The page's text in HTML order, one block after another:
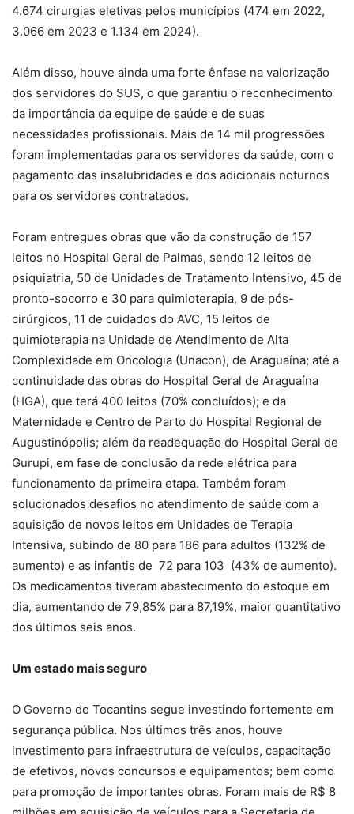
4.674 cirurgias eletivas pelos municípios (474 em 2022,
3.066 em 2023 e 1.134 em 2024).
Além disso, houve ainda uma forte ênfase na valorização
dos servidores do SUS, o que garantiu o reconhecimento
da importância da equipe de saúde e de suas
necessidades profissionais. Mais de 14 mil progressões
foram implementadas para os servidores da saúde, com o
pagamento das insalubridades e dos adicionais noturnos
para os servidores contratados.
Foram entregues obras que vão da construção de 157
leitos no Hospital Geral de Palmas, sendo 12 leitos de
psiquiatria, 50 de Unidades de Tratamento Intensivo, 45 de
pronto-socorro e 30 para quimioterapia, 9 de pós-
cirúrgicos, 11 de cuidados do AVC, 15 leitos de
quimioterapia na Unidade de Atendimento de Alta
Complexidade em Oncologia (Unacon), de Araguaína; até a
continuidade das obras do Hospital Geral de Araguaína
(HGA), que terá 400 leitos (70% concluídos); e da
Maternidade e Centro de Parto do Hospital Regional de
Augustinópolis; além da readequação do Hospital Geral de
Gurupi, em fase de conclusão da rede elétrica para
funcionamento da primeira etapa. Também foram
solucionados desafios no atendimento de saúde com a
aquisição de novos leitos em Unidades de Terapia
Intensiva, subindo de 80 para 186 para adultos (132% de
aumento) e as infantis de 72 para 103 (43% de aumento).
Os medicamentos tiveram abastecimento do estoque em
dia, aumentando de 79,85% para 87,19%, maior quantitativo
dos últimos seis anos.
Um estado mais seguro
O Governo do Tocantins segue investindo fortemente em
segurança pública. Nos últimos três anos, houve
investimento para infraestrutura de veículos, capacitação
de efetivos, novos concursos e equipamentos; bem como
para promoção de importantes obras. Foram mais de R$ 8